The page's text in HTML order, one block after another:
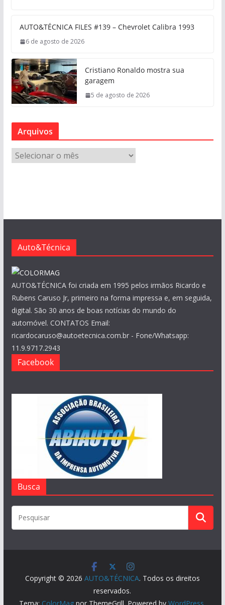
AUTO&TÉCNICA FILES #139 – Chevrolet Calibra 1993
6 de agosto de 2026
Cristiano Ronaldo mostra sua
garagem
5 de agosto de 2026
Arquivos
r
s
Auto&Técnica
AUTO&TÉCNICA foi criada em 1995 pelos irmãos Ricardo e
Rubens Caruso Jr, primeiro na forma impressa e, em seguida,
digital. São 30 anos de boas notícias do mundo do
automóvel. CONTATOS Email:
ricardocaruso@autoetecnica.com.br - Fone/Whatsapp:
11.9.9717.2943
Facebook
Busca
Copyright © 2026 AUTO&TÉCNICA. Todos os direitos
reservados.